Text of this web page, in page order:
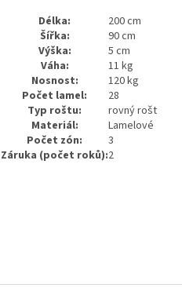
Délka:
200 cm
Šířka:
90 cm
Výška:
5 cm
Váha:
11 kg
Nosnost:
120 kg
Počet lamel:
28
Typ roštu:
rovný rošt
Materiál:
Lamelové
Počet zón:
3
Záruka (počet roků):2